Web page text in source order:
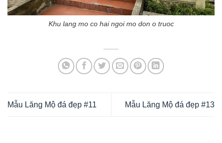
Khu lang mo co hai ngoi mo don o truoc
Mẫu Lăng Mộ đá đẹp #11 Mẫu Lăng Mộ đá đẹp #13